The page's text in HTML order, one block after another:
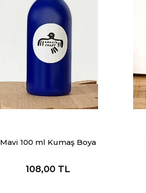
Mavi 100 ml Kumaş Boya
108,00 TL